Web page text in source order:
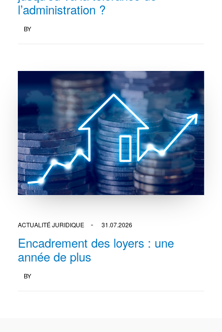
l’administration ?
BY
ACTUALITÉ JURIDIQUE 31.07.2026
Encadrement des loyers : une
année de plus
BY